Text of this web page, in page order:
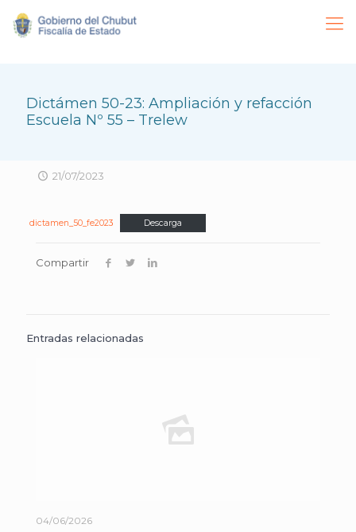
Dictámen 50-23: Ampliación y refacción
Escuela Nº 55 – Trelew
21/07/2023
dictamen_50_fe2023 Descarga
Compartir
Entradas relacionadas
04/06/2026